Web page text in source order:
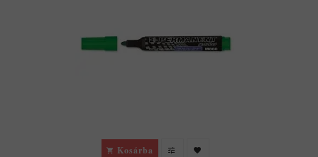
Kosárba